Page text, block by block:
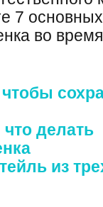
7
во
делать
из